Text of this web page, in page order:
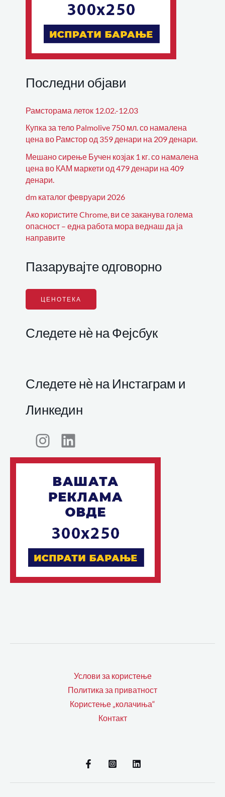
Последни објави
Рамсторама леток 12.02.-12.03
Купка за тело Palmolive 750 мл. со намалена
цена во Рамстор од 359 денари на 209 денари.
Мешано сирење Бучен козјак 1 кг. со намалена
цена во КАМ маркети од 479 денари на 409
денари.
dm каталог февруари 2026
Ако користите Chrome, ви се заканува голема
опасност – една работа мора веднаш да ја
направите
Пазарувајте одговорно
ЦЕНОТЕКА
Следете нѐ на Фејсбук
Следете нѐ на Инстаграм и
Линкедин
Услови за користење
Политика за приватност
Користење „колачиња“
Контакт